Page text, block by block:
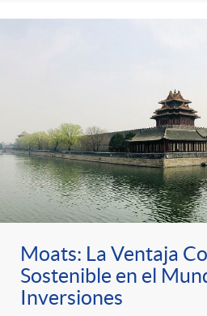
Moats: La Ventaja
Sostenible en el
Inversiones